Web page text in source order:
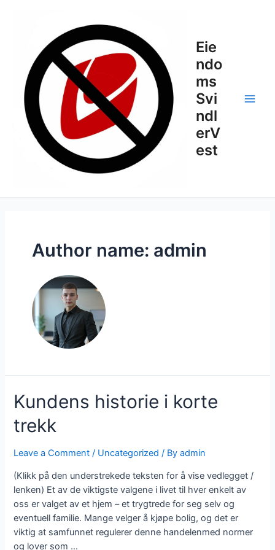
Eie
ndo
ms
Svi
ndl
erV
est
Author name: admin
Kundens historie i korte
trekk
Leave a Comment / Uncategorized / Byadmin
(Klikk på den understrekede teksten for å vise vedlegget /
lenken) Et av de viktigste valgene i livet til hver enkelt av
oss er valget av et hjem – et trygtrede for seg selv og
eventuell familie. Mange velger å kjøpe bolig, og det er
viktig at samfunnet regulerer denne handelenmed normer
og lover som …